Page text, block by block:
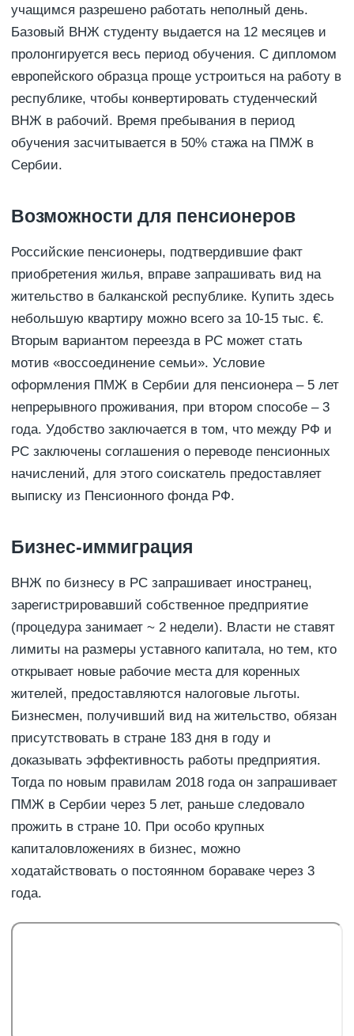
учащимся разрешено работать неполный день.
Базовый ВНЖ студенту выдается на 12 месяцев и
пролонгируется весь период обучения. С дипломом
европейского образца проще устроиться на работу в
республике, чтобы конвертировать студенческий
ВНЖ в рабочий. Время пребывания в период
обучения засчитывается в 50% стажа на ПМЖ в
Сербии.
Возможности для пенсионеров
Российские пенсионеры, подтвердившие факт
приобретения жилья, вправе запрашивать вид на
жительство в балканской республике. Купить здесь
небольшую квартиру можно всего за 10-15 тыс. €.
Вторым вариантом переезда в РС может стать
мотив «воссоединение семьи». Условие
оформления ПМЖ в Сербии для пенсионера – 5 лет
непрерывного проживания, при втором способе – 3
года. Удобство заключается в том, что между РФ и
РС заключены соглашения о переводе пенсионных
начислений, для этого соискатель предоставляет
выписку из Пенсионного фонда РФ.
Бизнес-иммиграция
ВНЖ по бизнесу в РС запрашивает иностранец,
зарегистрировавший собственное предприятие
(процедура занимает ~ 2 недели). Власти не ставят
лимиты на размеры уставного капитала, но тем, кто
открывает новые рабочие места для коренных
жителей, предоставляются налоговые льготы.
Бизнесмен, получивший вид на жительство, обязан
присутствовать в стране 183 дня в году и
доказывать эффективность работы предприятия.
Тогда по новым правилам 2018 года он запрашивает
ПМЖ в Сербии через 5 лет, раньше следовало
прожить в стране 10. При особо крупных
капиталовложениях в бизнес, можно
ходатайствовать о постоянном бораваке через 3
года.